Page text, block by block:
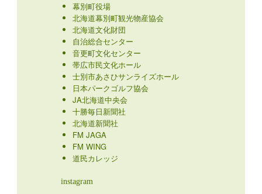
幕別町役場
北海道幕別町観光物産協会
北海道文化財団
自治総合センター
音更町文化センター
帯広市民文化ホール
士別市あさひサンライズホール
日本パークゴルフ協会
JA北海道中央会
十勝毎日新聞社
北海道新聞社
FM JAGA
FM WING
道民カレッジ
instagram